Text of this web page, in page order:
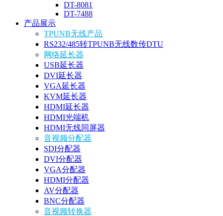
DT-8081
DT-7488
产品展示
TPUNB无线产品
RS232/485转TPUNB无线数传DTU
网络延长器
USB延长器
DVI延长器
VGA延长器
KVM延长器
HDMI延长器
HDMI光端机
HDMI无线同屏器
音视频分配器
SDI分配器
DVI分配器
VGA分配器
HDMI分配器
AV分配器
BNC分配器
音视频转换器